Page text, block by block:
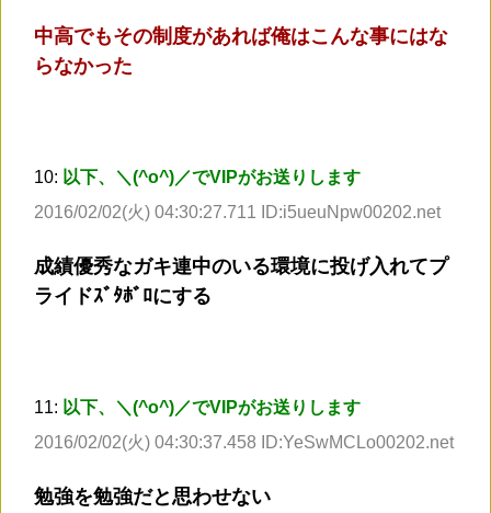
中高でもその制度があれば俺はこんな事にはな
らなかった
10: 以下、＼(^o^)／でVIPがお送りします
2016/02/02(火) 04:30:27.711 ID:i5ueuNpw00202.net
成績優秀なガキ連中のいる環境に投げ入れてプ
ライドｽﾞﾀﾎﾞﾛにする
11: 以下、＼(^o^)／でVIPがお送りします
2016/02/02(火) 04:30:37.458 ID:YeSwMCLo00202.net
勉強を勉強だと思わせない